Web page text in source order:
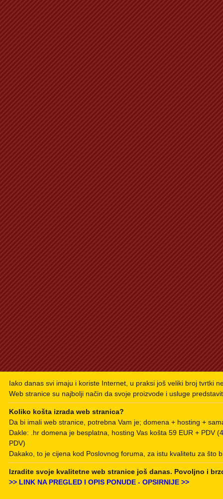
Iako danas svi imaju i koriste Internet, u praksi još veliki broj tvrtki
Web stranice su najbolji način da svoje proizvode i usluge
Koliko košta izrada web stranica?
Da bi imali web stranice, potrebna Vam je; domena + hosting +
Dakle: .hr domena je besplatna, hosting Vas košta 59 EUR + PDV
PDV)
Dakako, to je cijena kod Poslovnog foruma, za istu kvalitetu za što
Izradite svoje kvalitetne web stranice još danas. Povoljno i
>> LINK NA PREGLED I OPIS PONUDE - OPSIRNIJE >>